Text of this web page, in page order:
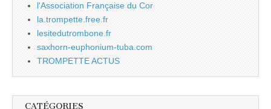
l'Association Française du Cor
la.trompette.free.fr
lesitedutrombone.fr
saxhorn-euphonium-tuba.com
TROMPETTE ACTUS
CATÉGORIES